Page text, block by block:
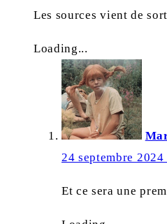
Les sources vient de
Loading...
24 septembre 2024
Et ce sera une